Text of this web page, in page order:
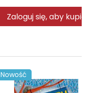
Zaloguj się, aby kupić
Nowość